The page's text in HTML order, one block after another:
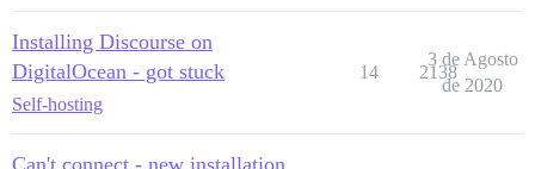
Installing Discourse on
DigitalOcean - got stuck
Self-hosting
14 2138
3 de Agosto
de 2020
Can't connect - new installation